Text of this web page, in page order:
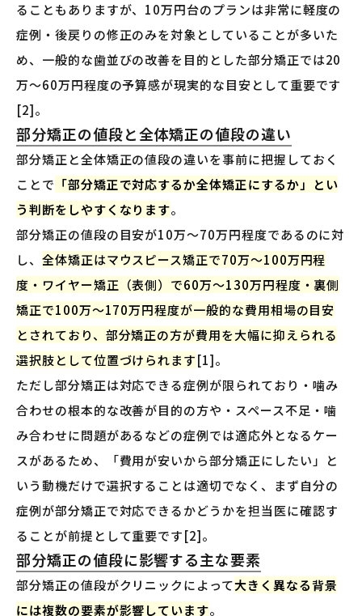
ることもありますが、10万円台のプランは非常に軽度の
症例・後戻りの修正のみを対象としていることが多いた
め、一般的な歯並びの改善を目的とした部分矯正では20
万〜60万円程度の予算感が現実的な目安として重要です
[2]。
部分矯正の値段と全体矯正の値段の違い
部分矯正と全体矯正の値段の違いを事前に把握しておく
ことで 「部分矯正で対応するか全体矯正にするか」とい
う判断をしやすくなります。
部分矯正の値段の目安が10万〜70万円程度であるのに対
し、 全体矯正はマウスピース矯正で70万〜100万円程
度・ワイヤー矯正（表側）で60万〜130万円程度・裏側
矯正で100万〜170万円程度が一般的な費用相場の目安
とされており、部分矯正の方が費用を大幅に抑えられる
選択肢として位置づけられます[1]。
ただし部分矯正は対応できる症例が限られており・噛み
合わせの根本的な改善が目的の方や・スペース不足・噛
み合わせに問題があるなどの症例では適応外となるケー
スがあるため、「費用が安いから部分矯正にしたい」と
いう動機だけで選択することは適切でなく、まず自分の
症例が部分矯正で対応できるかどうかを担当医に確認す
ることが前提として重要です[2]。
部分矯正の値段に影響する主な要素
部分矯正の値段がクリニックによって大きく異なる背景
には複数の要素が影響しています。